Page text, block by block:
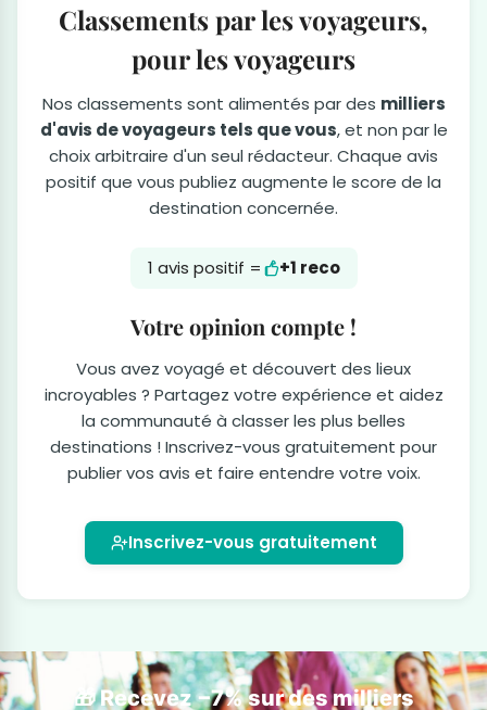
Classements par les voyageurs,
pour les voyageurs
Nos classements sont alimentés par des milliers
d'avis de voyageurs tels que vous, et non par le
choix arbitraire d'un seul rédacteur. Chaque avis
positif que vous publiez augmente le score de la
destination concernée.
1 avis positif = +1 reco
Votre opinion compte !
Vous avez voyagé et découvert des lieux
incroyables ? Partagez votre expérience et aidez
la communauté à classer les plus belles
destinations ! Inscrivez-vous gratuitement pour
publier vos avis et faire entendre votre voix.
Inscrivez-vous gratuitement
🎁 Recevez −7% sur des milliers